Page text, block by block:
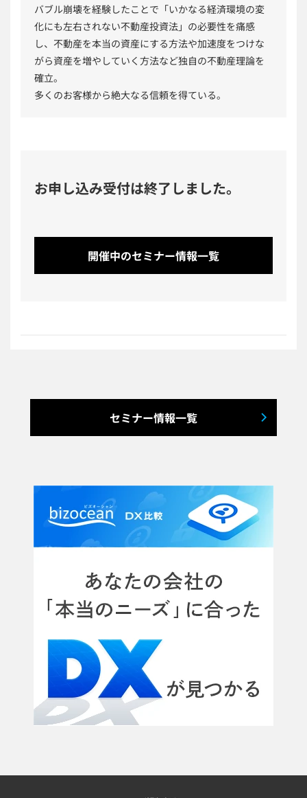
バブル崩壊を経験したことで「いかなる経済環境の変
化にも左右されない不動産投資法」の必要性を痛感
し、不動産を本当の資産にする方法や加速度をつけな
がら資産を増やしていく方法など独自の不動産理論を
確立。
多くのお客様から絶大なる信頼を得ている。
お申し込み受付は終了しました。
開催中のセミナー情報一覧
セミナー情報一覧